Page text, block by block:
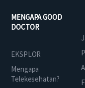
MENGAPA GOOD
DOCTOR
EKSPLOR
Mengapa
Telekesehatan?